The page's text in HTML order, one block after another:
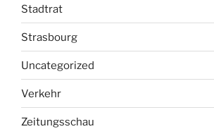
Stadtrat
Strasbourg
Uncategorized
Verkehr
Zeitungsschau